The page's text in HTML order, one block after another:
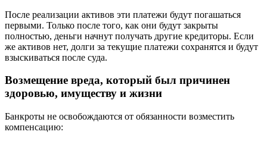
После реализации активов эти платежи будут погашаться
первыми. Только после того, как они будут закрыты
полностью, деньги начнут получать другие кредиторы. Если
же активов нет, долги за текущие платежи сохранятся и будут
взыскиваться после суда.
Возмещение вреда, который был причинен
здоровью, имуществу и жизни
Банкроты не освобождаются от обязанности возместить
компенсацию: